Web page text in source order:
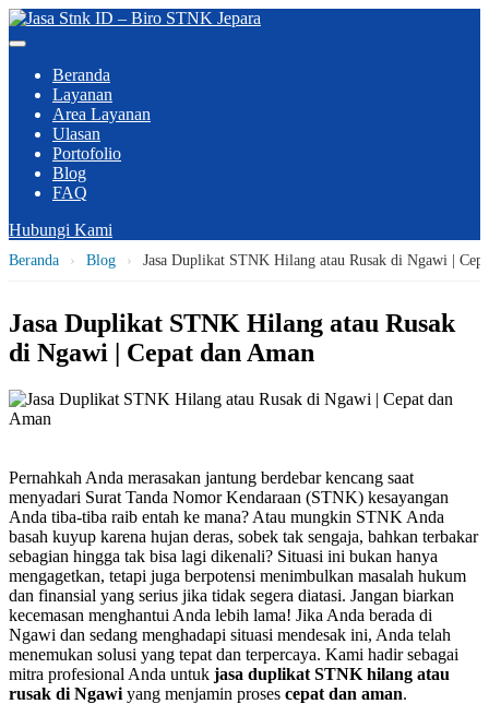
Beranda
Layanan
Area Layanan
Ulasan
Portofolio
Blog
FAQ
Hubungi Kami
Beranda › Blog › Jasa Duplikat STNK Hilang atau Rusak di Ngawi |
Jasa Duplikat STNK Hilang atau Rusak
di Ngawi | Cepat dan Aman
Pernahkah Anda merasakan jantung berdebar kencang saat
menyadari Surat Tanda Nomor Kendaraan (STNK) kesayangan
Anda tiba-tiba raib entah ke mana? Atau mungkin STNK Anda
basah kuyup karena hujan deras, sobek tak sengaja, bahkan terbakar
sebagian hingga tak bisa lagi dikenali? Situasi ini bukan hanya
mengagetkan, tetapi juga berpotensi menimbulkan masalah hukum
dan finansial yang serius jika tidak segera diatasi. Jangan biarkan
kecemasan menghantui Anda lebih lama! Jika Anda berada di
Ngawi dan sedang menghadapi situasi mendesak ini, Anda telah
menemukan solusi yang tepat dan terpercaya. Kami hadir sebagai
mitra profesional Anda untuk jasa duplikat STNK hilang atau
rusak di Ngawi yang menjamin proses cepat dan aman.